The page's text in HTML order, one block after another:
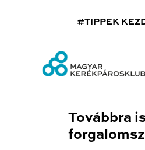
#TIPPEK
Továbbra